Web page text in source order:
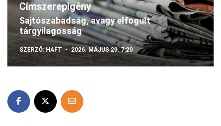
Címszerepigény
Sajtószabadság, avagy elfogult
tárgyilagosság
SZERZŐ:HAFT 2026. MÁJUS 29. 7:20